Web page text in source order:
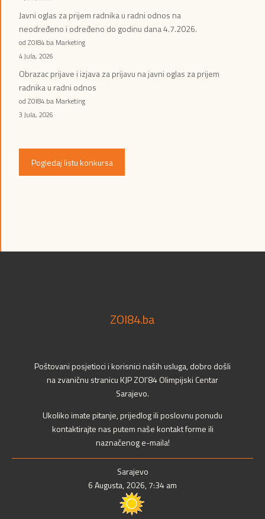
Javni oglas za prijem radnika u radni odnos na
neodređeno i određeno do godinu dana 4.7.2026.
od ZOI84.ba Marketing
4 Jula, 2026
Obrazac prijave i izjava za prijavu na javni oglas za prijem
radnika u radni odnos
od ZOI84.ba Marketing
3 Jula, 2026
Pogledaj listu konkursa
ZOI84.ba
Poštovani posjetioci i korisnici naših usluga, dobro došli
na zvaničnu stranicu KJP ZOI'84 Olimpijski Centar
Sarajevo.
Ukoliko imate pitanje, prijedlog ili poslovnu ponudu
kontaktirajte nas putem naše kontakt forme ili
naznačenog e-maila!
Sarajevo
6 Augusta, 2026, 7:34 am